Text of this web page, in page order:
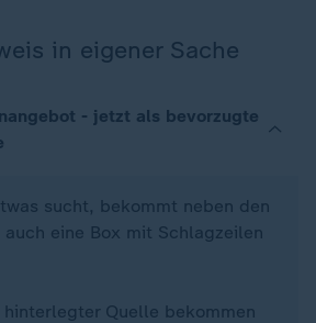
in eigener Sache
- jetzt als bevorzugte
sucht, bekommt neben den
auch eine Box mit Schlagzeilen
hinterlegter Quelle bekommen